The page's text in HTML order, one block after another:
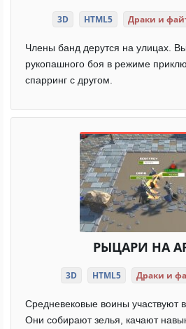
3D HTML5 Драки и
Члены банд дерутся на улицах.
рукопашного боя в режиме
спарринг с другом.
РЫЦАРИ НА
3D HTML5 Драки и
Средневековые воины участвуют в
Они собирают зелья, качают